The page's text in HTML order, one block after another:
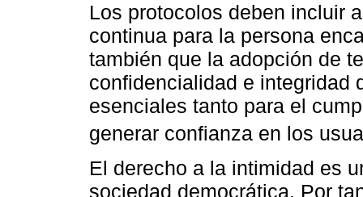
Los protocolos deben incluir
continua para la persona
también que la adopción de
confidencialidad e integridad
esenciales tanto para el
generar confianza en los
El derecho a la intimidad es
sociedad democrática. Por